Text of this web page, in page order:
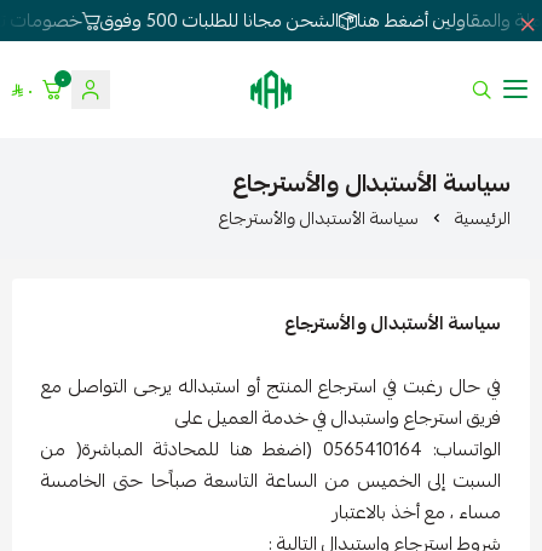
والمقاولين أضغط هنا الشحن مجانا للطلبات 500 وفوق خصومات تصل
الموسى للإنارة
٠ ٠
سياسة الأستبدال والأسترجاع
الرئيسية سياسة الأستبدال والأسترجاع
سياسة الأستبدال والأسترجاع
في حال رغبت في استرجاع المنتج أو استبداله يرجى التواصل مع
فريق استرجاع واستبدال في خدمة العميل على
الواتساب: 0565410164 (اضغط هنا للمحادثة المباشرة( من
السبت إلى الخميس من الساعة التاسعة صباًحا حتى الخامسة
مساء ، مع أخذ بالاعتبار
شروط استرجاع واستبدال التالية :